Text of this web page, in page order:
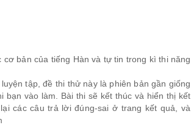
bản của tiếng Hàn và tự tin trong kì thi năng
tập, đề thi thử này là phiên bản gần giống
vào làm. Bài thi sẽ kết thúc và hiển thị kết
các câu trả lời đúng-sai ở trang kết quả, và